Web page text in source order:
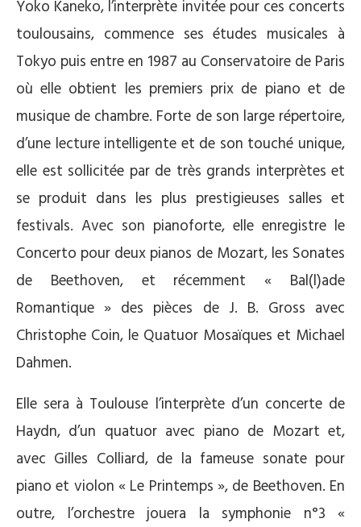
Yoko Kaneko, l’interprète invitée pour ces concerts
toulousains, commence ses études musicales à
Tokyo puis entre en 1987 au Conservatoire de Paris
où elle obtient les premiers prix de piano et de
musique de chambre. Forte de son large répertoire,
d’une lecture intelligente et de son touché unique,
elle est sollicitée par de très grands interprètes et
se produit dans les plus prestigieuses salles et
festivals. Avec son pianoforte, elle enregistre le
Concerto pour deux pianos de Mozart, les Sonates
de Beethoven, et récemment « Bal(l)ade
Romantique » des pièces de J. B. Gross avec
Christophe Coin, le Quatuor Mosaïques et Michael
Dahmen.
Elle sera à Toulouse l’interprète d’un concerte de
Haydn, d’un quatuor avec piano de Mozart et,
avec Gilles Colliard, de la fameuse sonate pour
piano et violon « Le Printemps », de Beethoven. En
outre, l’orchestre jouera la symphonie n°3 «